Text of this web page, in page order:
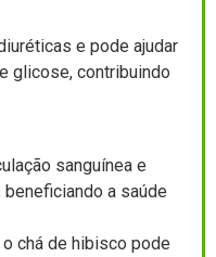
e pode ajudar
glicose, contribuindo
sanguínea e
a saúde
chá de hibisco pode